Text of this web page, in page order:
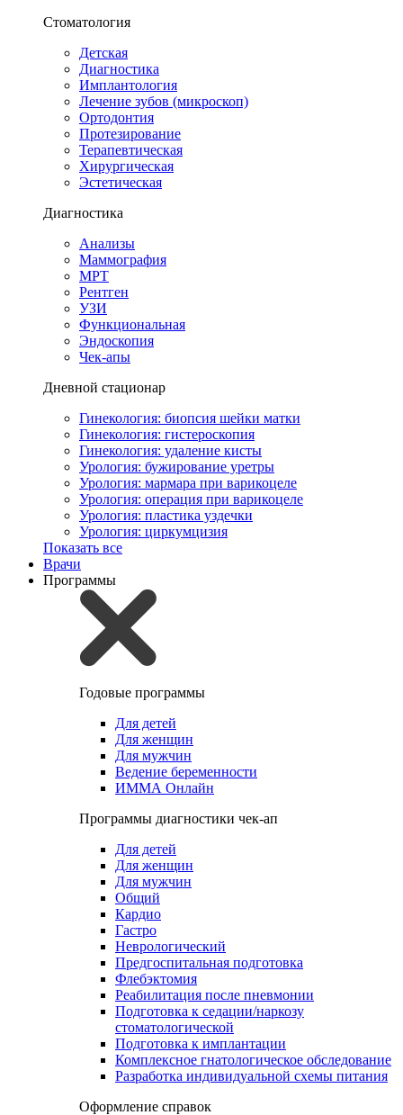
Стоматология
Детская
Диагностика
Имплантология
Лечение зубов (микроскоп)
Ортодонтия
Протезирование
Терапевтическая
Хирургическая
Эстетическая
Диагностика
Анализы
Маммография
МРТ
Рентген
УЗИ
Функциональная
Эндоскопия
Чек-апы
Дневной стационар
Гинекология: биопсия шейки матки
Гинекология: гистероскопия
Гинекология: удаление кисты
Урология: бужирование уретры
Урология: мармара при варикоцеле
Урология: операция при варикоцеле
Урология: пластика уздечки
Урология: циркумцизия
Показать все
Врачи
Программы
Годовые программы
Для детей
Для женщин
Для мужчин
Ведение беременности
ИММА Онлайн
Программы диагностики чек-ап
Для детей
Для женщин
Для мужчин
Общий
Кардио
Гастро
Неврологический
Предгоспитальная подготовка
Флебэктомия
Реабилитация после пневмонии
Подготовка к седации/наркозу
стоматологической
Подготовка к имплантации
Комплексное гнатологическое обследование
Разработка индивидуальной схемы питания
Оформление справок